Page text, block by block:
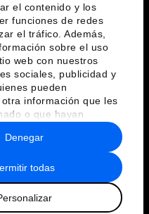
el contenido y los
funciones de redes
el tráfico. Además,
sobre el uso
web con nuestros
sociales, publicidad y
pueden
información que les
o que hayan
del uso que haya
todas
Denegar
normas de uso
Mundial